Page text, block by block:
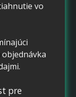
vo
pre